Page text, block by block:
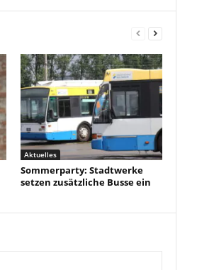
Aktuelles
Sommerparty: Stadtwerke
setzen zusätzliche Busse ein